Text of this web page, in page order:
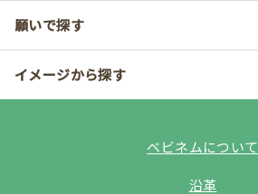
願いで探す
イメージから探す
ベビネムについて
沿革